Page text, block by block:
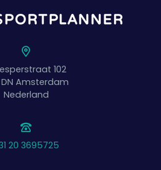
102
Amsterdam
Nederland
20 3695725